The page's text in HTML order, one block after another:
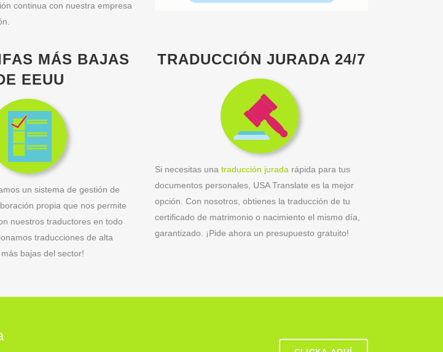
continua con nuestra empresa
MÁS BAJAS
EEUU
un sistema de gestión de
propia que nos permite
nuestros traductores en todo
traducciones de alta
bajas del sector!
TRADUCCIÓN JURADA 24/7
Si necesitas unatraducción jurada rápida para tus
documentos personales, USA Translate es la mejor
opción. Con nosotros, obtienes la traducción de tu
certificado de matrimonio o nacimiento el mismo día,
garantizado. ¡Pide ahora un presupuesto gratuito!